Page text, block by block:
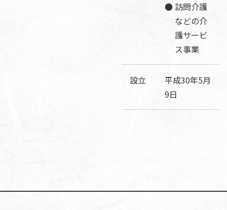
訪問介護
などの介
護サービ
ス事業
設立
平成30年5月
9日